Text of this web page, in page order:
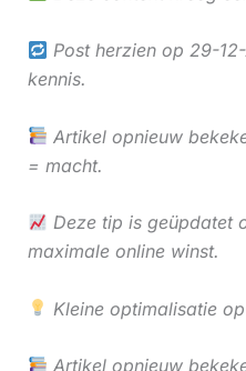
Post herzien op 29-
kennis.
Artikel opnieuw
= macht.
Deze tip is geüpdatet
maximale online winst.
Kleine optimalisatie
Artikel opnieuw